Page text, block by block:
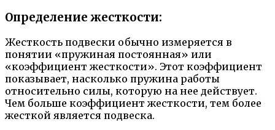
Определение жесткости:
Жесткость подвески обычно измеряется в
понятии «пружиная постоянная» или
«коэффициент жесткости». Этот коэффициент
показывает, насколько пружина работы
относительно силы, которую на нее действует.
Чем больше коэффициент жесткости, тем более
жесткой является подвеска.